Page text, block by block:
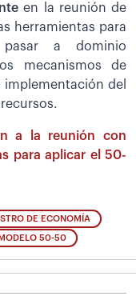
en la reunión de
herramientas para
a dominio
mecanismos de
del
a la reunión con
para aplicar el 50-
DE ECONOMÍA
MODELO 50-50